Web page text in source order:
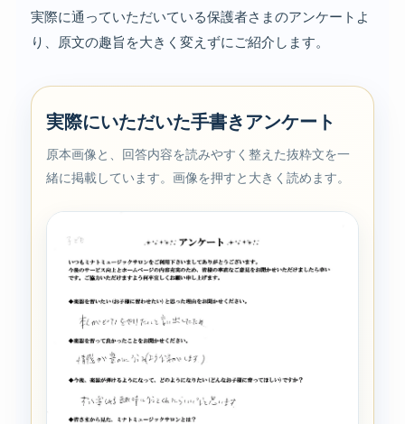
実際に通っていただいている保護者さまのアンケートよ
り、原文の趣旨を大きく変えずにご紹介します。
実際にいただいた手書きアンケート
原本画像と、回答内容を読みやすく整えた抜粋文を一
緒に掲載しています。画像を押すと大きく読めます。